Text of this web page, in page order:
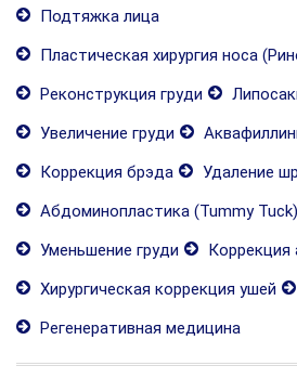
Подтяжка лица
Пластическая хирургия носа
Реконструкция груди
Увеличение груди
Коррекция брэда
Удаление
Абдоминопластика (Tummy Tuck)
Уменьшение груди
Коррекция
Хирургическая коррекция ушей
Регенеративная медицина